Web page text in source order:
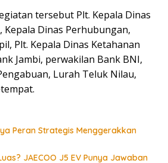
tersebut Plt. Kepala Dinas
Kepala Dinas Perhubungan,
Plt. Kepala Dinas Ketahanan
Jambi, perwakilan Bank BNI,
Lurah Teluk Nilau,
Peran Strategis Menggerakkan
JAECOO J5 EV Punya Jawaban